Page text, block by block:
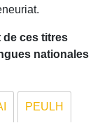
de ces titres
nationales
PEULH